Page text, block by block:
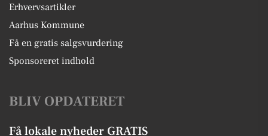
Erhvervsartikler
Aarhus Kommune
Få en gratis salgsvurdering
Sponsoreret indhold
BLIV OPDATERET
Få lokale nyheder GRATIS